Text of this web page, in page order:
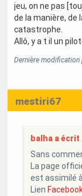
jeu, on ne pas
de la manière,
catastrophe.
Allô, y a t il un
Dernière
mestiri67
balha a écrit
Sans
La page
est assimilé
Lien